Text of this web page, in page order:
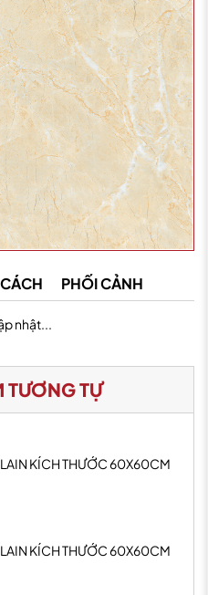
PHỐI CẢNH
nhật...
TƯƠNG TỰ
KÍCH THƯỚC 60X60CM
KÍCH THƯỚC 60X60CM